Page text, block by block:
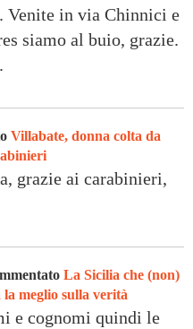
Venite in via Chinnici e
siamo al buio, grazie.
Villabate, donna colta da
grazie ai carabinieri,
La Sicilia che (non)
meglio sulla verità
e cognomi quindi le